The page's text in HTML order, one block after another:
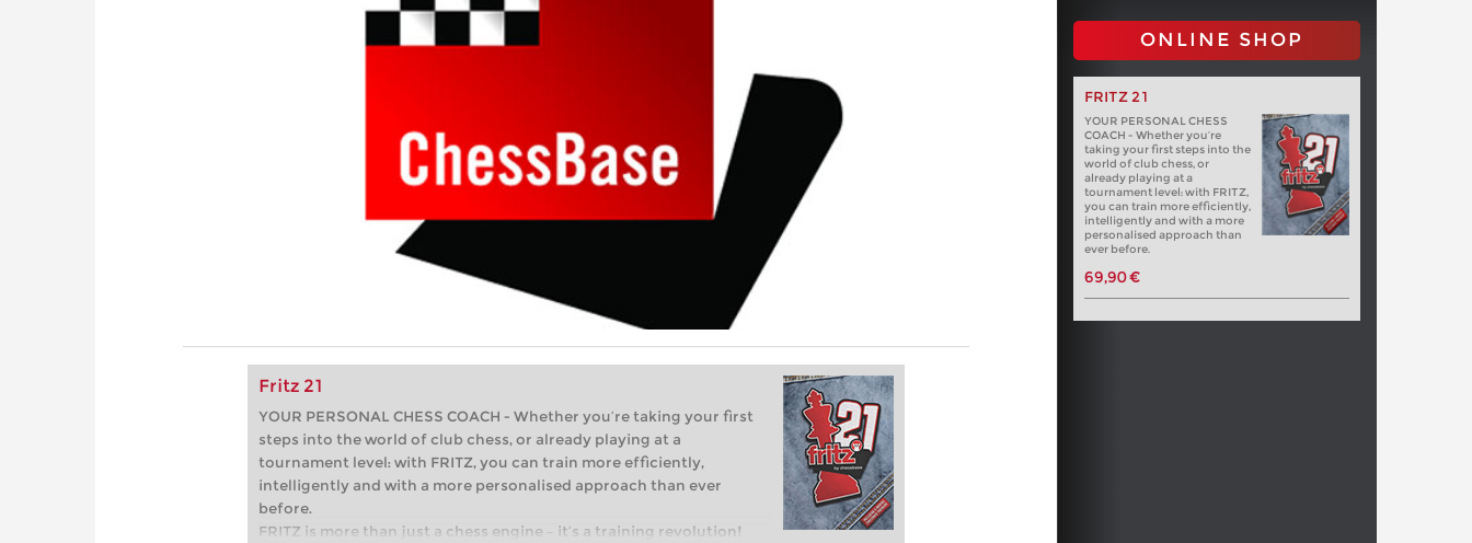
Fritz 21
YOUR PERSONAL CHESS COACH - Whether you’re taking your first
steps into the world of club chess, or already playing at a
tournament level: with FRITZ, you can train more efficiently,
intelligently and with a more personalised approach than ever
before.
FRITZ is more than just a chess engine – it’s a training revolution!
ONLINE SHOP
FRITZ 21
YOUR PERSONAL CHESS
COACH - Whether you’re
taking your first steps into the
world of club chess, or
already playing at a
tournament level: with FRITZ,
you can train more efficiently,
intelligently and with a more
personalised approach than
ever before.
69,90 €